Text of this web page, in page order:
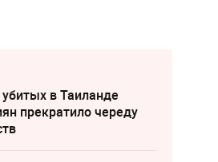
в Таиланде
прекратило череду